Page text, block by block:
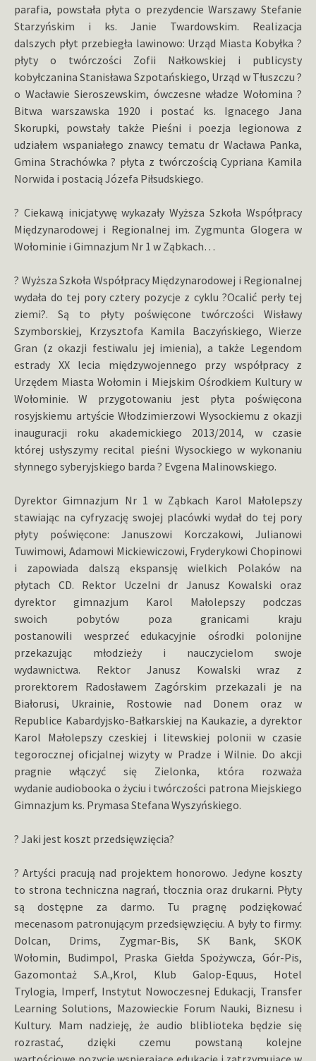
parafia, powstała płyta o prezydencie Warszawy Stefanie
Starzyńskim i ks. Janie Twardowskim. Realizacja
dalszych płyt przebiegła lawinowo: Urząd Miasta Kobyłka ?
płyty o twórczości Zofii Nałkowskiej i publicysty
kobyłczanina Stanisława Szpotańskiego, Urząd w Tłuszczu ?
o Wacławie Sieroszewskim, ówczesne władze Wołomina ?
Bitwa warszawska 1920 i postać ks. Ignacego Jana
Skorupki, powstały także Pieśni i poezja legionowa z
udziałem wspaniałego znawcy tematu dr Wacława Panka,
Gmina Strachówka ? płyta z twórczością Cypriana Kamila
Norwida i postacią Józefa Piłsudskiego.
? Ciekawą inicjatywę wykazały Wyższa Szkoła Współpracy
Międzynarodowej i Regionalnej im. Zygmunta Glogera w
Wołominie i Gimnazjum Nr 1 w Ząbkach…
? Wyższa Szkoła Współpracy Międzynarodowej i Regionalnej
wydała do tej pory cztery pozycje z cyklu ?Ocalić perły tej
ziemi?. Są to płyty poświęcone twórczości Wisławy
Szymborskiej, Krzysztofa Kamila Baczyńskiego, Wierze
Gran (z okazji festiwalu jej imienia), a także Legendom
estrady XX lecia międzywojennego przy współpracy z
Urzędem Miasta Wołomin i Miejskim Ośrodkiem Kultury w
Wołominie. W przygotowaniu jest płyta poświęcona
rosyjskiemu artyście Włodzimierzowi Wysockiemu z okazji
inauguracji roku akademickiego 2013/2014, w czasie
której usłyszymy recital pieśni Wysockiego w wykonaniu
słynnego syberyjskiego barda ? Evgena Malinowskiego.
Dyrektor Gimnazjum Nr 1 w Ząbkach Karol Małolepszy
stawiając na cyfryzację swojej placówki wydał do tej pory
płyty poświęcone: Januszowi Korczakowi, Julianowi
Tuwimowi, Adamowi Mickiewiczowi, Fryderykowi Chopinowi
i zapowiada dalszą ekspansję wielkich Polaków na
płytach CD. Rektor Uczelni dr Janusz Kowalski oraz
dyrektor gimnazjum Karol Małolepszy podczas
swoich pobytów poza granicami kraju
postanowili wesprzeć edukacyjnie ośrodki polonijne
przekazując młodzieży i nauczycielom swoje
wydawnictwa. Rektor Janusz Kowalski wraz z
prorektorem Radosławem Zagórskim przekazali je na
Białorusi, Ukrainie, Rostowie nad Donem oraz w
Republice Kabardyjsko-Bałkarskiej na Kaukazie, a dyrektor
Karol Małolepszy czeskiej i litewskiej polonii w czasie
tegorocznej oficjalnej wizyty w Pradze i Wilnie. Do akcji
pragnie włączyć się Zielonka, która rozważa
wydanie audiobooka o życiu i twórczości patrona Miejskiego
Gimnazjum ks. Prymasa Stefana Wyszyńskiego.
? Jaki jest koszt przedsięwzięcia?
? Artyści pracują nad projektem honorowo. Jedyne koszty
to strona techniczna nagrań, tłocznia oraz drukarni. Płyty
są dostępne za darmo. Tu pragnę podziękować
mecenasom patronującym przedsięwzięciu. A były to firmy:
Dolcan, Drims, Zygmar-Bis, SK Bank, SKOK
Wołomin, Budimpol, Praska Giełda Spożywcza, Gór-Pis,
Gazomontaż S.A.,Krol, Klub Galop-Equus, Hotel
Trylogia, Imperf, Instytut Nowoczesnej Edukacji, Transfer
Learning Solutions, Mazowieckie Forum Nauki, Biznesu i
Kultury. Mam nadzieję, że audio bliblioteka będzie się
rozrastać, dzięki czemu powstaną kolejne